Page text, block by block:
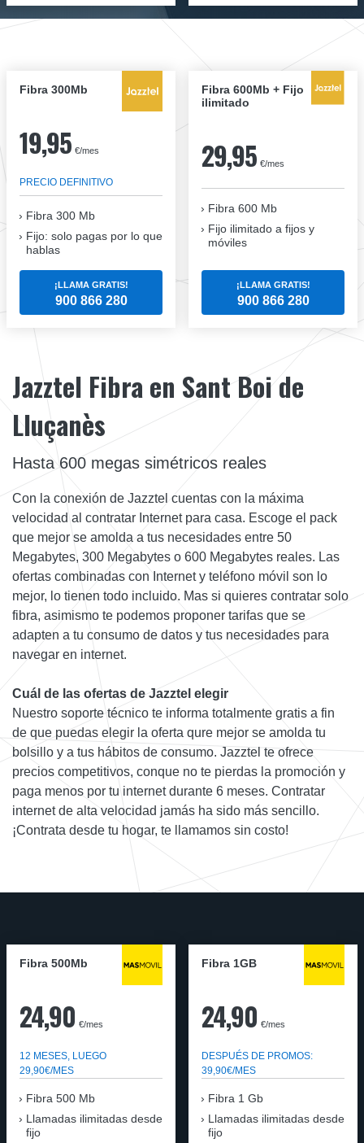
Fibra 300Mb
19,95 €/mes
PRECIO DEFINITIVO
Fibra 300 Mb
Fijo: solo pagas por lo que
hablas
¡LLAMA GRATIS!
900 866 280
Fibra 600Mb + Fijo
ilimitado
29,95 €/mes
Fibra 600 Mb
Fijo ilimitado a fijos y
móviles
¡LLAMA GRATIS!
900 866 280
Jazztel Fibra en Sant Boi de
Lluçanès
Hasta 600 megas simétricos reales
Con la conexión de Jazztel cuentas con la máxima
velocidad al contratar Internet para casa. Escoge el pack
que mejor se amolda a tus necesidades entre 50
Megabytes, 300 Megabytes o 600 Megabytes reales. Las
ofertas combinadas con Internet y teléfono móvil son lo
mejor, lo tienen todo incluido. Mas si quieres contratar solo
fibra, asimismo te podemos proponer tarifas que se
adapten a tu consumo de datos y tus necesidades para
navegar en internet.
Cuál de las ofertas de Jazztel elegir
Nuestro soporte técnico te informa totalmente gratis a fin
de que puedas elegir la oferta qure mejor se amolda tu
bolsillo y a tus hábitos de consumo. Jazztel te ofrece
precios competitivos, conque no te pierdas la promoción y
paga menos por tu internet durante 6 meses. Contratar
internet de alta velocidad jamás ha sido más sencillo.
¡Contrata desde tu hogar, te llamamos sin costo!
Fibra 500Mb
24,90 €/mes
12 MESES, LUEGO
29,90€/MES
Fibra 500 Mb
Llamadas ilimitadas desde
fijo
Fibra 1GB
24,90 €/mes
DESPUÉS DE PROMOS:
39,90€/MES
Fibra 1 Gb
Llamadas ilimitadas desde
fijo